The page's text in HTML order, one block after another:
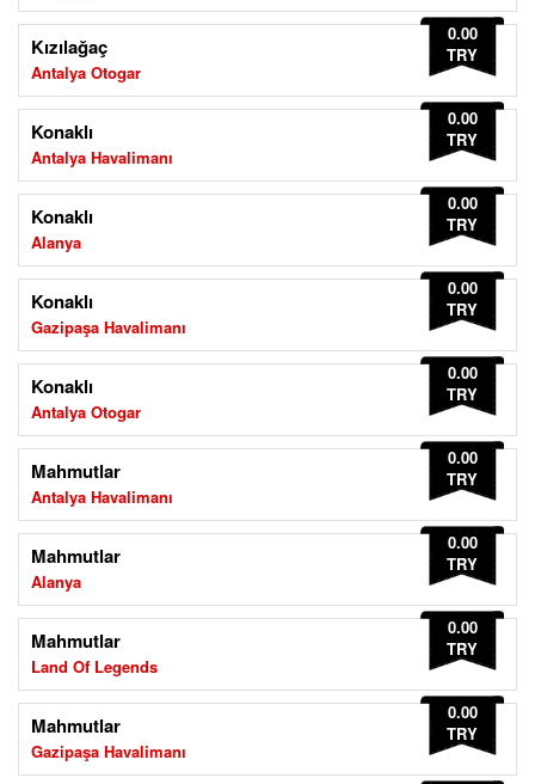
Kızılağaç
Antalya Otogar
0.00
TRY
Konaklı
Antalya Havalimanı
0.00
TRY
Konaklı
Alanya
0.00
TRY
Konaklı
Gazipaşa Havalimanı
0.00
TRY
Konaklı
Antalya Otogar
0.00
TRY
Mahmutlar
Antalya Havalimanı
0.00
TRY
Mahmutlar
Alanya
0.00
TRY
Mahmutlar
Land Of Legends
0.00
TRY
Mahmutlar
Gazipaşa Havalimanı
0.00
TRY